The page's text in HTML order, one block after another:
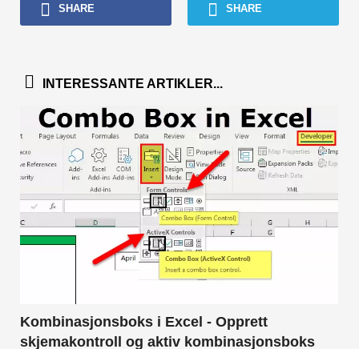
SHARE SHARE
INTERESSANTE ARTIKLER...
Kombinasjonsboks i Excel - Opprett
skjemakontroll og aktiv kombinasjonsboks